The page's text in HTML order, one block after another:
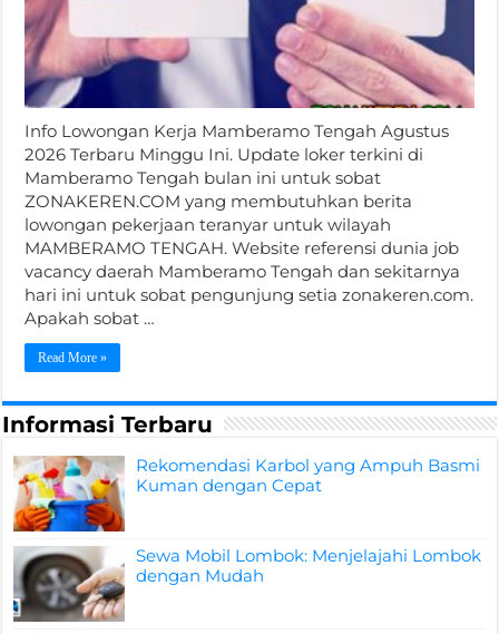
Info Lowongan Kerja Mamberamo Tengah Agustus
2026 Terbaru Minggu Ini. Update loker terkini di
Mamberamo Tengah bulan ini untuk sobat
ZONAKEREN.COM yang membutuhkan berita
lowongan pekerjaan teranyar untuk wilayah
MAMBERAMO TENGAH. Website referensi dunia job
vacancy daerah Mamberamo Tengah dan sekitarnya
hari ini untuk sobat pengunjung setia zonakeren.com.
Apakah sobat …
Read More »
Informasi Terbaru
Rekomendasi Karbol yang Ampuh Basmi
Kuman dengan Cepat
Sewa Mobil Lombok: Menjelajahi Lombok
dengan Mudah